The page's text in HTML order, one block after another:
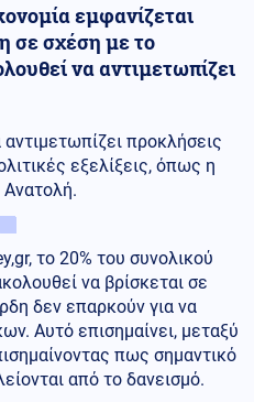
εμφανίζεται
σε σχέση με το
να αντιμετωπίζει
αντιμετωπίζει προκλήσεις
εξελίξεις, όπως η
το 20% του συνολικού
να βρίσκεται σε
δεν επαρκούν για να
Aυτό επισημαίνει, μεταξύ
πως σημαντικό
από το δανεισμό.